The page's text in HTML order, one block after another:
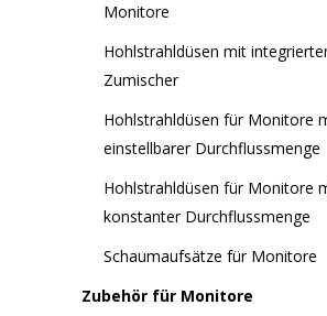
Monitore
Hohlstrahldüsen mit
Zumischer
Hohlstrahldüsen für Monitore
einstellbarer Durchflussmenge
Hohlstrahldüsen für Monitore
konstanter Durchflussmenge
Schaumaufsätze für Monitore
Zubehör für Monitore